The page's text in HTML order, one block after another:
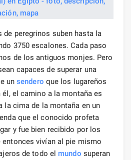
de peregrinos suben hasta la
3750 escalones. Cada paso
de los antiguos monjes. Pero
capaces de superar una
unsendero que los lugareños
él, el camino a la montaña es
la cima de la montaña en un
que el conocido profeta
y fue bien recibido por los
vivían al pie mismo
de todo el mundo superan